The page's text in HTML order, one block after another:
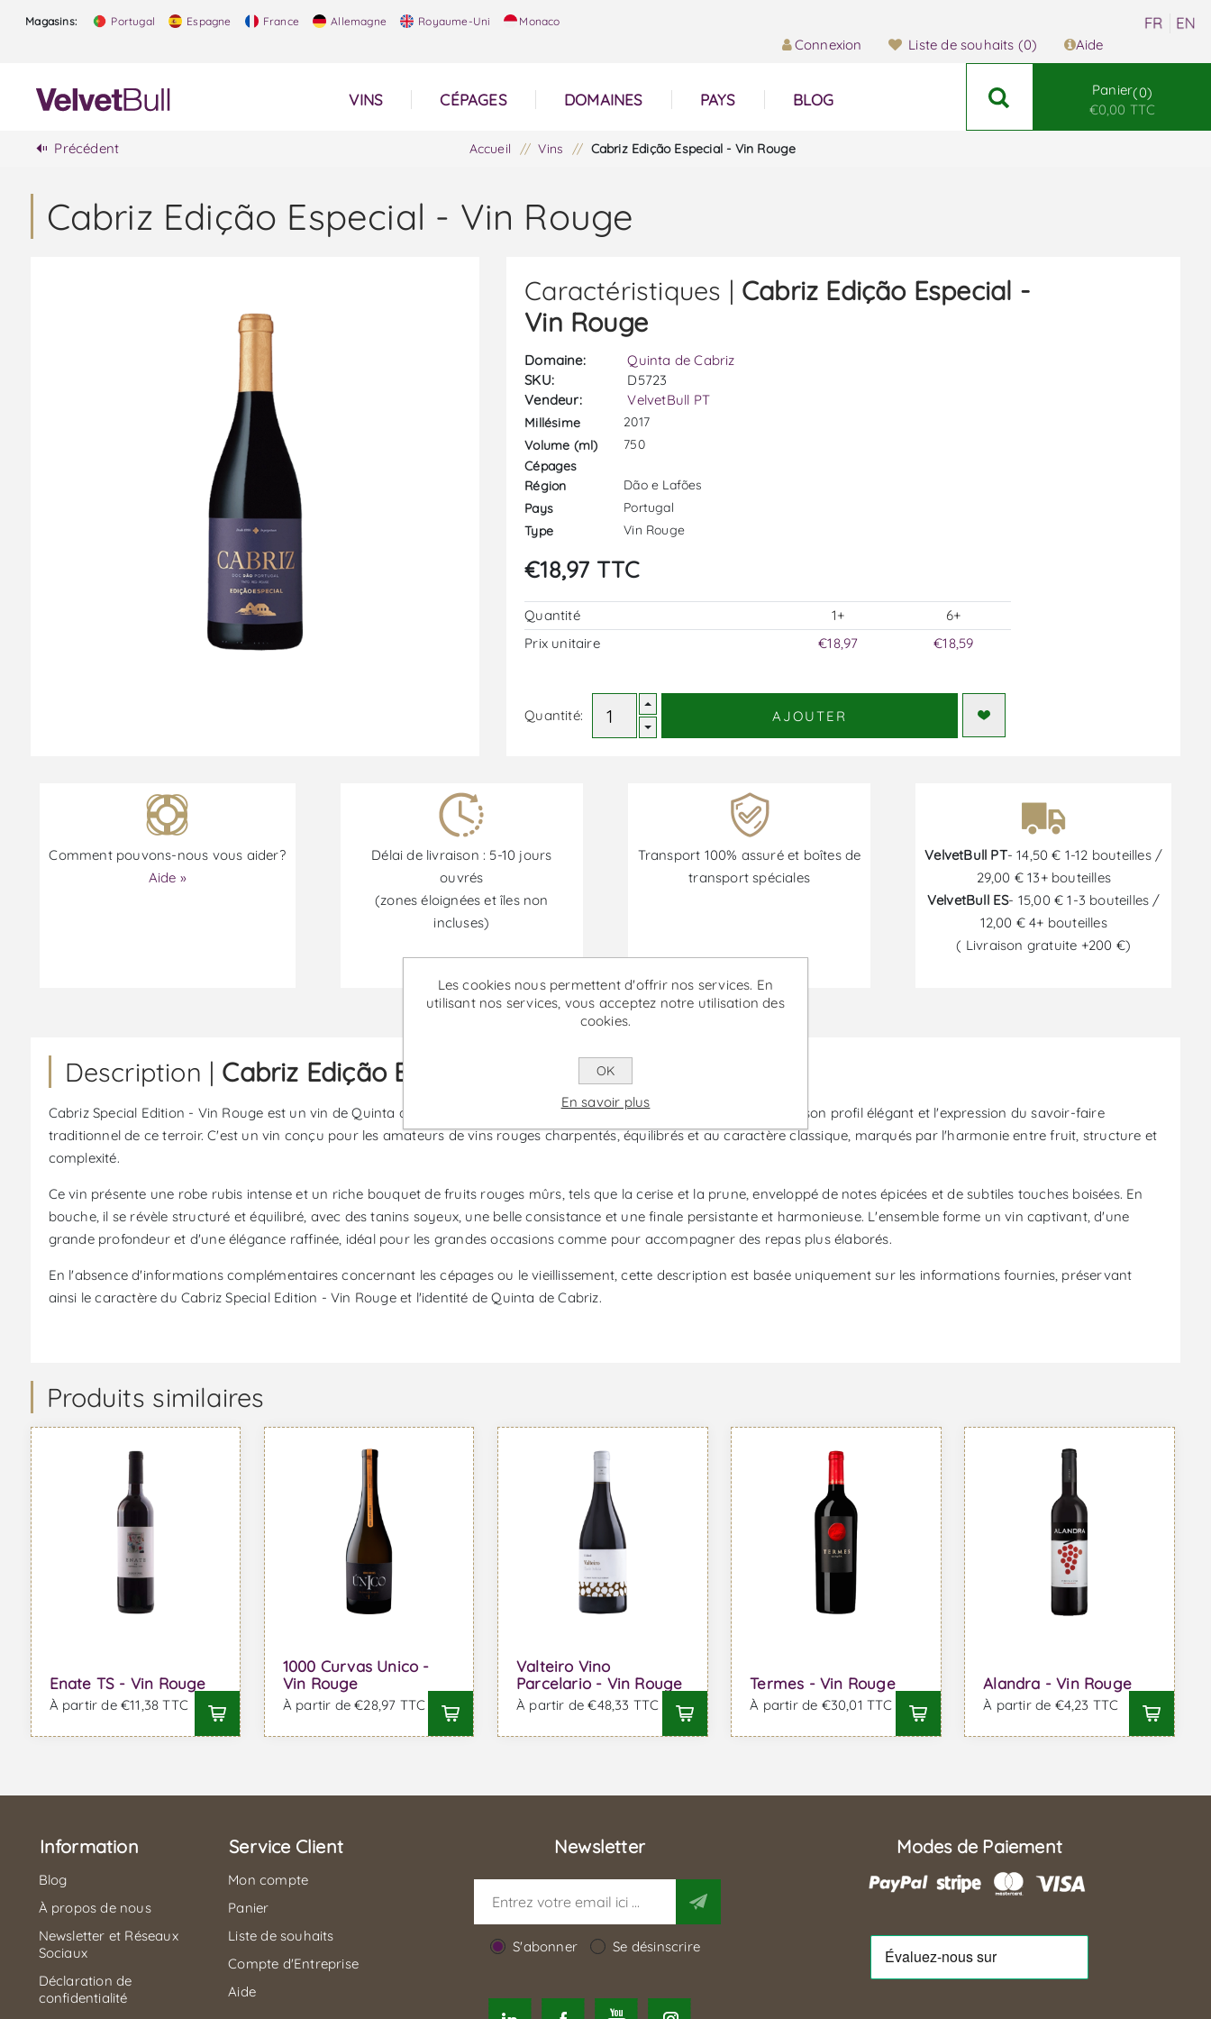
Magasins: Portugal Espagne France Allemagne Royaume-Uni Monaco
Connexion Liste de souhaits (0) Aide
VINS CÉPAGES DOMAINES PAYS BLOG
Panier 0
€0,00 TTC
Précédent Accueil / Vins / Cabriz Edição Especial - Vin Rouge
Cabriz Edição Especial - Vin Rouge
Caractéristiques | Cabriz Edição Especial -
Vin Rouge
Domaine:
Quinta de Cabriz
SKU:
D5723
Vendeur:
VelvetBull PT
Millésime
2017
Volume (ml)
750
Cépages
Région
Dão e Lafões
Pays
Portugal
Type
Vin Rouge
€18,97 TTC
Quantité 1+
6+
Prix ​​unitaire
€18,97 €18,59
Quantité: AJOUTER
Comment pouvons-nous vous aider?
Aide »
Délai de livraison : 5-10 jours
ouvrés
(zones éloignées et îles non
incluses)
Transport 100% assuré et boîtes de
transport spéciales
VelvetBull PT- 14,50 € 1-12 bouteilles /
29,00 € 13+ bouteilles
VelvetBull ES- 15,00 € 1-3 bouteilles /
12,00 € 4+ bouteilles
( Livraison gratuite +200 €)
Les promotions sont disponibles du 30/06/2026 au 30/09/2026
Description | Cabriz Edição Especial - Vin Rouge
Cabriz Special Edition - Vin Rouge est un vin de Quinta de Cabriz, dans la région de Dão et Lafões, qui se distingue par son profil élégant et l'expression du savoir-faire
traditionnel de ce terroir. C'est un vin conçu pour les amateurs de vins rouges charpentés, équilibrés et au caractère classique, marqués par l'harmonie entre fruit, structure et
complexité.
Ce vin présente une robe rubis intense et un riche bouquet de fruits rouges mûrs, tels que la cerise et la prune, enveloppé de notes épicées et de subtiles touches boisées. En
bouche, il se révèle structuré et équilibré, avec des tanins soyeux, une belle consistance et une finale persistante et harmonieuse. L'ensemble forme un vin captivant, d'une
grande profondeur et d'une élégance raffinée, idéal pour les grandes occasions comme pour accompagner des repas plus élaborés.
En l'absence d'informations complémentaires concernant les cépages ou le vieillissement, cette description est basée uniquement sur les informations fournies, préservant
ainsi le caractère du Cabriz Special Edition - Vin Rouge et l'identité de Quinta de Cabriz.
Produits similaires
Enate TS - Vin Rouge
À partir de €11,38 TTC
1000 Curvas Unico -
Vin Rouge
À partir de €28,97 TTC
Valteiro Vino
Parcelario - Vin Rouge
À partir de €48,33 TTC
Termes - Vin Rouge
À partir de €30,01 TTC
Alandra - Vin Rouge
À partir de €4,23 TTC
Information
Blog
À propos de nous
Newsletter et Réseaux
Sociaux
Déclaration de
confidentialité
Service Client
Mon compte
Panier
Liste de souhaits
Compte d'Entreprise
Aide
Newsletter
S'abonner Se désinscrire
Modes de Paiement
Les cookies nous permettent d'offrir nos services. En
utilisant nos services, vous acceptez notre utilisation des
cookies.
OK
En savoir plus